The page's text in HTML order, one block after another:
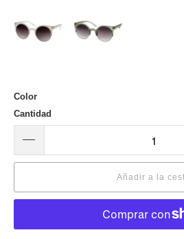
Color
Cantidad
Añadir a la